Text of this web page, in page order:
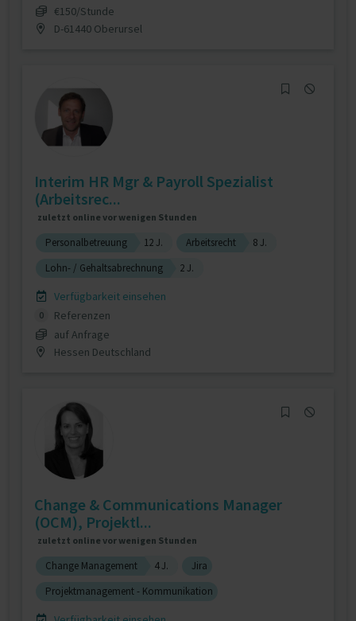
€150/Stunde
D-61440 Oberursel
Interim HR Mgr & Payroll Spezialist
(Arbeitsrec...
zuletzt online vor wenigen Stunden
Personalbetreuung 12 J. Arbeitsrecht
8 J.
Lohn- / Gehaltsabrechnung
2 J.
Verfügbarkeit einsehen
0
Referenzen
auf Anfrage
Hessen Deutschland
Change & Communications Manager
(OCM), Projektl...
zuletzt online vor wenigen Stunden
Change Management 4 J.
Jira
Projektmanagement - Kommunikation